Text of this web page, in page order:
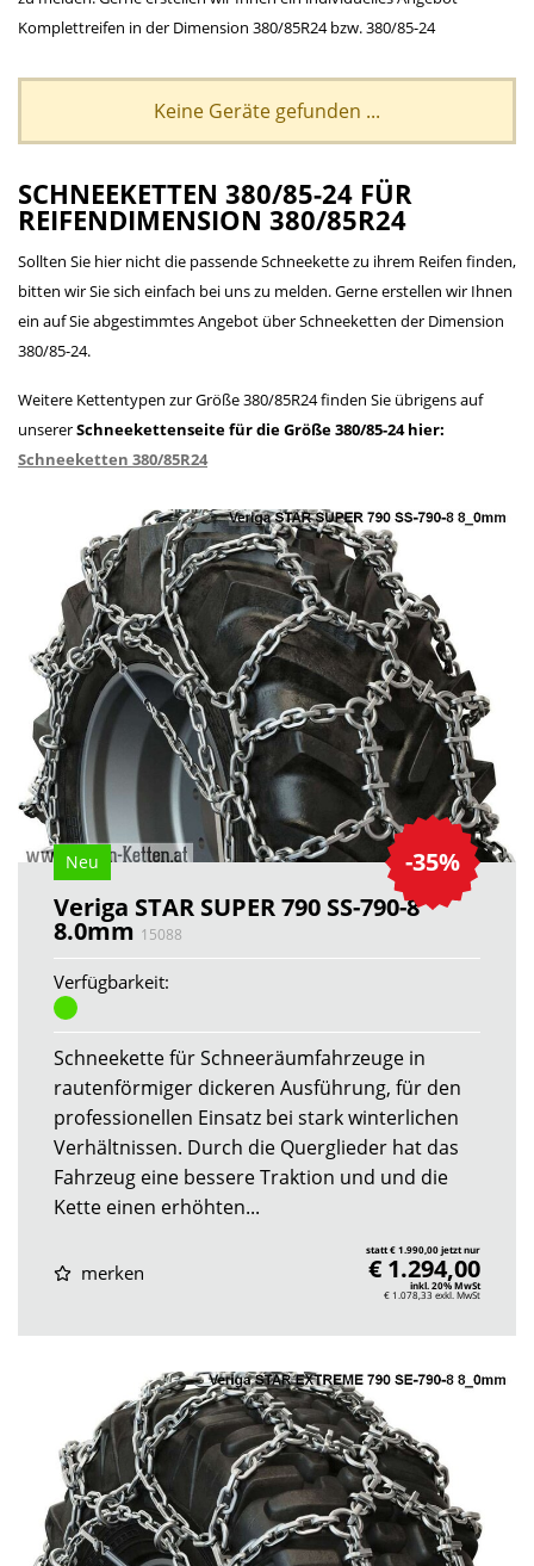
Komplettreifen in der Dimension 380/85R24 bzw. 380/85-24
Keine Geräte gefunden ...
SCHNEEKETTEN 380/85-24 FÜR
REIFENDIMENSION 380/85R24
Sollten Sie hier nicht die passende Schneekette zu ihrem Reifen finden,
bitten wir Sie sich einfach bei uns zu melden. Gerne erstellen wir Ihnen
ein auf Sie abgestimmtes Angebot über Schneeketten der Dimension
380/85-24.
Weitere Kettentypen zur Größe 380/85R24 finden Sie übrigens auf
unsererSchneekettenseite für die Größe 380/85-24 hier:
Schneeketten 380/85R24
-35%
Neu
Veriga STAR SUPER 790 SS-790-8
8.0mm 15088
Verfügbarkeit:
Schneekette für Schneeräumfahrzeuge in
rautenförmiger dickeren Ausführung, für den
professionellen Einsatz bei stark winterlichen
Verhältnissen. Durch die Querglieder hat das
Fahrzeug eine bessere Traktion und und die
Kette einen erhöhten...
merken
statt € 1.990,00 jetzt nur
€ 1.294,00
inkl. 20% MwSt
€ 1.078,33 exkl. MwSt